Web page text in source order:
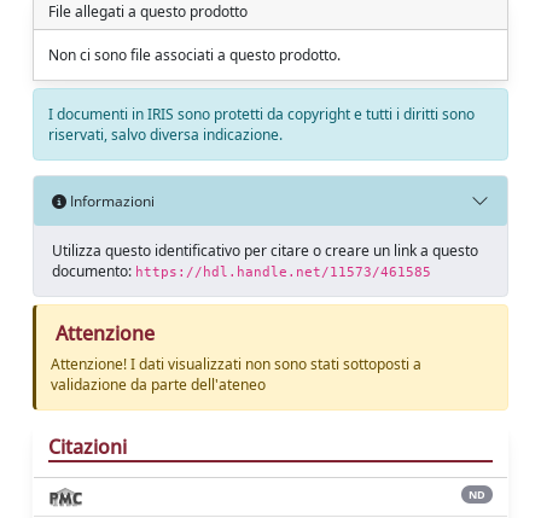
File allegati a questo prodotto
Non ci sono file associati a questo prodotto.
I documenti in IRIS sono protetti da copyright e tutti i diritti sono
riservati, salvo diversa indicazione.
Informazioni
Utilizza questo identificativo per citare o creare un link a questo
documento: https://hdl.handle.net/11573/461585
Attenzione
Attenzione! I dati visualizzati non sono stati sottoposti a
validazione da parte dell'ateneo
Citazioni
ND